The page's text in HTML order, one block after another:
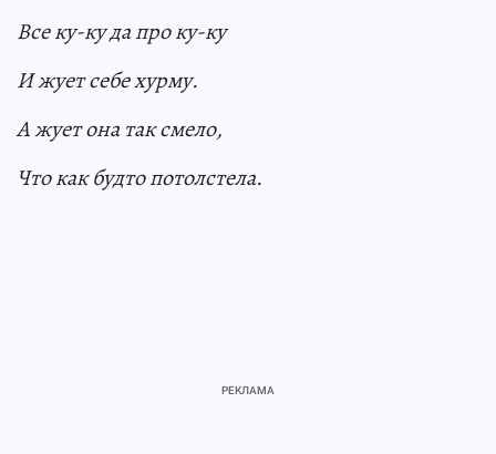
Все ку-ку да про ку-ку
И жует себе хурму.
А жует она так смело,
Что как будто потолстела.